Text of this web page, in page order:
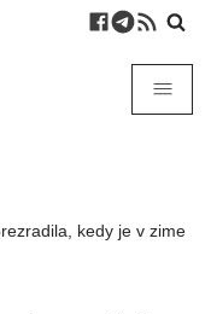
kedy je v zime